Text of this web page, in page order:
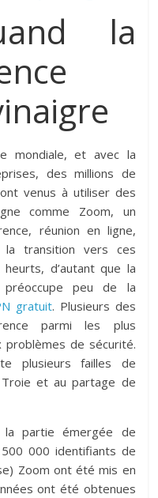
la
mondiale, et avec la
des millions de
venus à utiliser des
comme Zoom, un
réunion en ligne,
la transition vers ces
d’autant que la
peu de la
gratuit. Plusieurs des
parmi les plus
de sécurité.
plusieurs failles de
et au partage de
partie émergée de
500 000 identifiants de
Zoom ont été mis en
ont été obtenues